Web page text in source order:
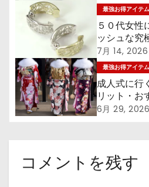
最強お得アイテム
５０代女性
ッシュな究
リー５選！！
7月 14, 2026
最強お得アイテム
成人式に行
リット・お
て解説！！
6月 29, 2026
コメントを残す